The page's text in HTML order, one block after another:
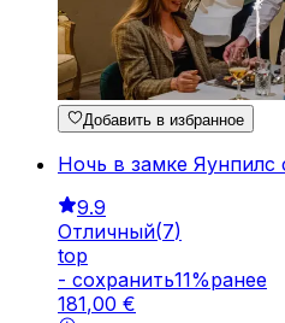
Добавить в избранное
Ночь в замке
9.9
Отличный(7)
top
- cохранить11%ранее
181,00 €